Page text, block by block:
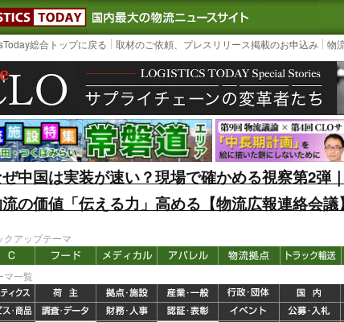
LOGISTICS TODAY｜国内最大の物流ニュー
総合トップに戻る 取材のご依頼、プレスリリース掲載のお申込み 物
中国は実装が速い？現場で確かめる視察第2弾
の価値「伝える力」高める【物流広報連絡会議
クアップテーマ
マ一覧